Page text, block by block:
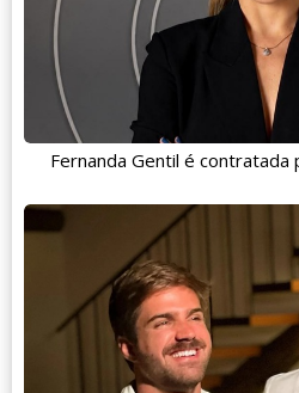
Fernanda Gentil é contratada